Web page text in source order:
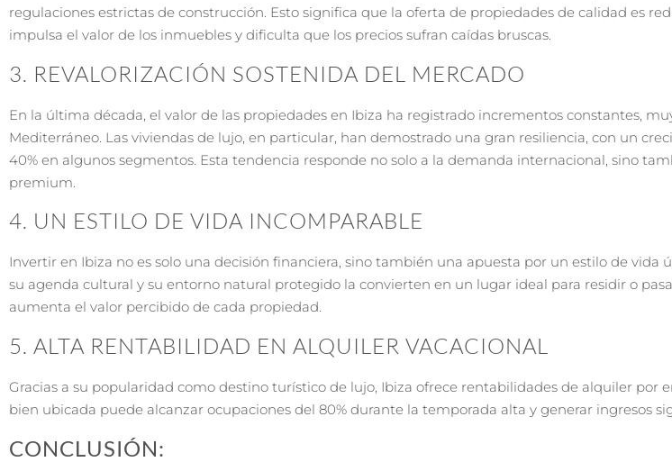
regulaciones estrictas de construcción. Esto significa que la oferta de propiedades de calidad es
impulsa el valor de los inmuebles y dificulta que los precios sufran caídas bruscas.
3. REVALORIZACIÓN SOSTENIDA DEL MERCADO
En la última década, el valor de las propiedades en Ibiza ha registrado incrementos constantes,
Mediterráneo. Las viviendas de lujo, en particular, han demostrado una gran resiliencia, con un
40% en algunos segmentos. Esta tendencia responde no solo a la demanda internacional, sino
premium.
4. UN ESTILO DE VIDA INCOMPARABLE
Invertir en Ibiza no es solo una decisión financiera, sino también una apuesta por un estilo de vida
su agenda cultural y su entorno natural protegido la convierten en un lugar ideal para residir o
aumenta el valor percibido de cada propiedad.
5. ALTA RENTABILIDAD EN ALQUILER VACACIONAL
Gracias a su popularidad como destino turístico de lujo, Ibiza ofrece rentabilidades de alquiler por
bien ubicada puede alcanzar ocupaciones del 80% durante la temporada alta y generar ingresos
CONCLUSIÓN: